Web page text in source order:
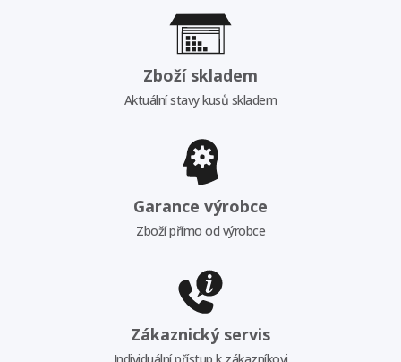
Zboží skladem
Aktuální stavy kusů skladem
Garance výrobce
Zboží přímo od výrobce
Zákaznický servis